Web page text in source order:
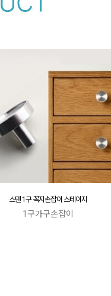
스텐 1구 꼭지손잡이 스테이지
1구가구손잡이